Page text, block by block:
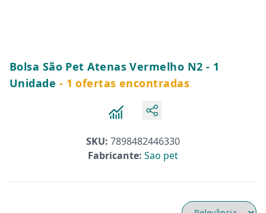
Bolsa São Pet Atenas Vermelho N2 - 1
Unidade - 1 ofertas encontradas
SKU: 7898482446330
Fabricante: Sao pet